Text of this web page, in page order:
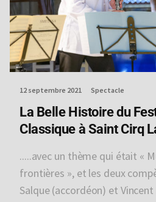
12 septembre 2021 Spectacle
La Belle Histoire du
Classique à Saint Cirq
.....avec un thème qui était «
frontières », et les deux
Salque (accordéon) et